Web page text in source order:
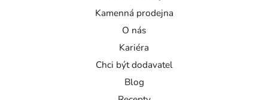
Kamenná prodejna
O nás
Kariéra
Chci být dodavatel
Blog